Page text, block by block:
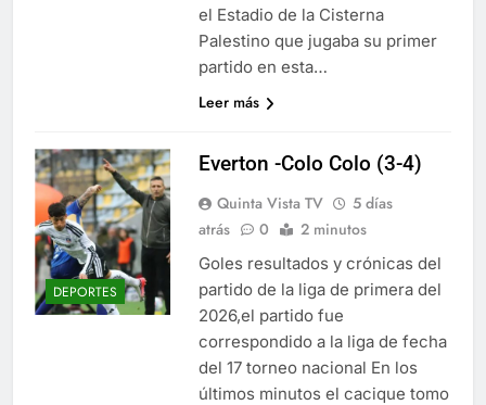
el Estadio de la Cisterna
Palestino que jugaba su primer
partido en esta…
Leer más
DEPORTES
Everton -Colo Colo (3-4)
Quinta Vista TV
5 días
atrás
0 2 minutos
Goles resultados y crónicas del
partido de la liga de primera del
2026,el partido fue
correspondido a la liga de fecha
del 17 torneo nacional En los
últimos minutos el cacique tomo